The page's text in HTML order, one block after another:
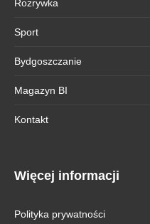
Rozrywka
Sport
Bydgoszczanie
Magazyn BI
Kontakt
Więcej informacji
Polityka prywatności